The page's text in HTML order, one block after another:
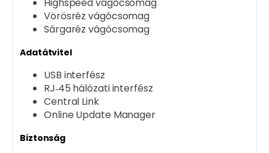
Highspeed vágócsomag
Vörösréz vágócsomag
Sárgaréz vágócsomag
Adatátvitel
USB interfész
RJ‑45 hálózati interfész
Central Link
Online Update Manager
Biztonság